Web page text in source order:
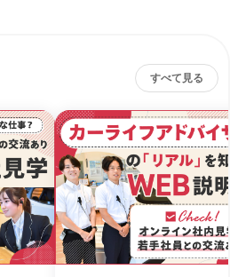
すべて見る